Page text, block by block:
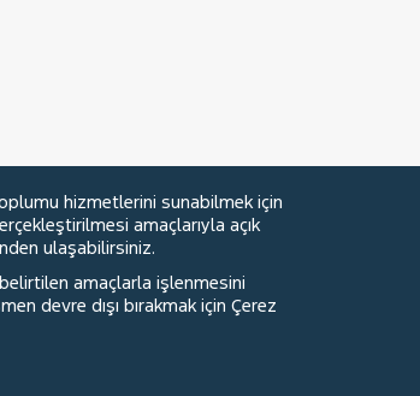
Başvuru
Çerez Tercihleri
hizmetlerini sunabilmek için
amaçlarıyla açık
ulaşabilirsiniz.
belirtilen amaçlarla işlenmesini
devre dışı bırakmak için Çerez